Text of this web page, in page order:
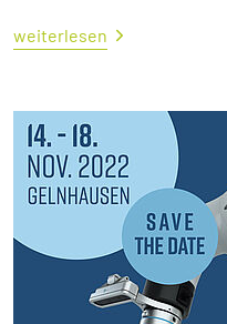
weiterlesen